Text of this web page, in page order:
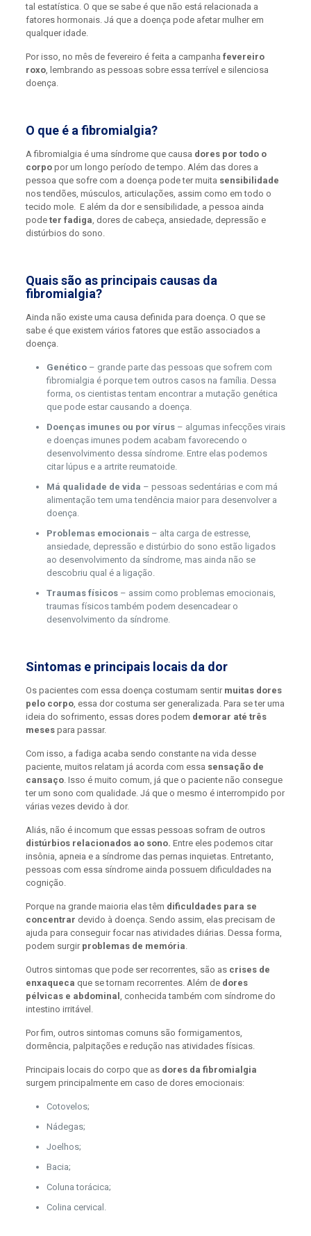
tal estatística. O que se sabe é que não está relacionada a
fatores hormonais. Já que a doença pode afetar mulher em
qualquer idade.
Por isso, no mês de fevereiro é feita a campanha fevereiro
roxo, lembrando as pessoas sobre essa terrível e silenciosa
doença.
O que é a fibromialgia?
A fibromialgia é uma síndrome que causa dores por todo o
corpopor um longo período de tempo. Além das dores a
pessoa que sofre com a doença pode ter muita sensibilidade
nos tendões, músculos, articulações, assim como em todo o
tecido mole. E além da dor e sensibilidade, a pessoa ainda
pode ter fadiga, dores de cabeça, ansiedade, depressão e
distúrbios do sono.
Quais são as principais causas da
fibromialgia?
Ainda não existe uma causa definida para doença. O que se
sabe é que existem vários fatores que estão associados a
doença.
Genético– grande parte das pessoas que sofrem com
fibromialgia é porque tem outros casos na família. Dessa
forma, os cientistas tentam encontrar a mutação genética
que pode estar causando a doença.
Doenças imunes ou por vírus– algumas infecções virais
e doenças imunes podem acabam favorecendo o
desenvolvimento dessa síndrome. Entre elas podemos
citar lúpus e a artrite reumatoide.
Má qualidade de vida – pessoas sedentárias e com má
alimentação tem uma tendência maior para desenvolver a
doença.
Problemas emocionais– alta carga de estresse,
ansiedade, depressão e distúrbio do sono estão ligados
ao desenvolvimento da síndrome, mas ainda não se
descobriu qual é a ligação.
Traumas físicos– assim como problemas emocionais,
traumas físicos também podem desencadear o
desenvolvimento da síndrome.
Sintomas e principais locais da dor
Os pacientes com essa doença costumam sentir muitas dores
pelo corpo, essa dor costuma ser generalizada. Para se ter uma
ideia do sofrimento, essas dores podem demorar até três
mesespara passar.
Com isso, a fadiga acaba sendo constante na vida desse
paciente, muitos relatam já acorda com essa sensação de
cansaço. Isso é muito comum, já que o paciente não consegue
ter um sono com qualidade. Já que o mesmo é interrompido por
várias vezes devido à dor.
Aliás, não é incomum que essas pessoas sofram de outros
distúrbios relacionados ao sono. Entre eles podemos citar
insônia, apneia e a síndrome das pernas inquietas. Entretanto,
pessoas com essa síndrome ainda possuem dificuldades na
cognição.
Porque na grande maioria elas têm dificuldades para se
concentrar devido à doença. Sendo assim, elas precisam de
ajuda para conseguir focar nas atividades diárias. Dessa forma,
podem surgir problemas de memória.
Outros sintomas que pode ser recorrentes, são as crises de
enxaqueca que se tornam recorrentes. Além de dores
pélvicas e abdominal , conhecida também com síndrome do
intestino irritável.
Por fim, outros sintomas comuns são formigamentos,
dormência, palpitações e redução nas atividades físicas.
Principais locais do corpo que as dores da fibromialgia
surgem principalmente em caso de dores emocionais:
Cotovelos;
Nádegas;
Joelhos;
Bacia;
Coluna torácica;
Colina cervical.